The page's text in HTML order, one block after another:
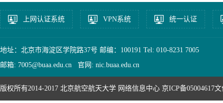
上网认证系统 VPN系统 统一认证
地址：北京市海淀区学院路37号 邮编：100191 Tel: 010-8231 7005
邮箱: 7005@buaa.edu.cn 官网: nic.buaa.edu.cn
版权所有2014-2017 北京航空航天大学 网络信息中心 京ICP备05004617